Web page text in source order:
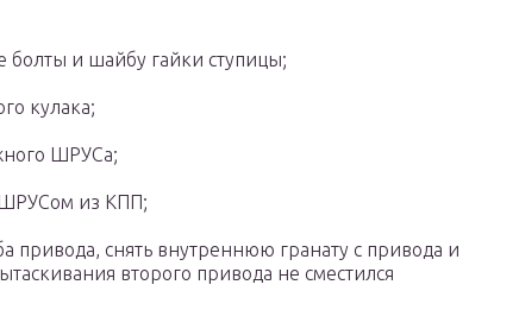
болты и шайбу гайки ступицы;
кулака;
ШРУСа;
из КПП;
привода, снять внутреннюю гранату с привода и
второго привода не сместился